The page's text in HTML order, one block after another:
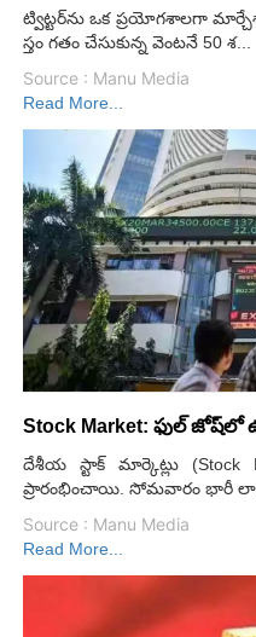
ట్విట్టర్‌ను ఒక ప్రయోగశాలగా
స్తం గతం చేసుకున్న వెంటనే 50 శ...
Source : Manu Media
Read More...
Stock Market: ఫుల్ జోష్‌లో
దేశీయ స్టాక్ మార్కెట్లు
ప్రారంభించాయి. సోమవారం భారీ
Source : Manu Media
Read More...